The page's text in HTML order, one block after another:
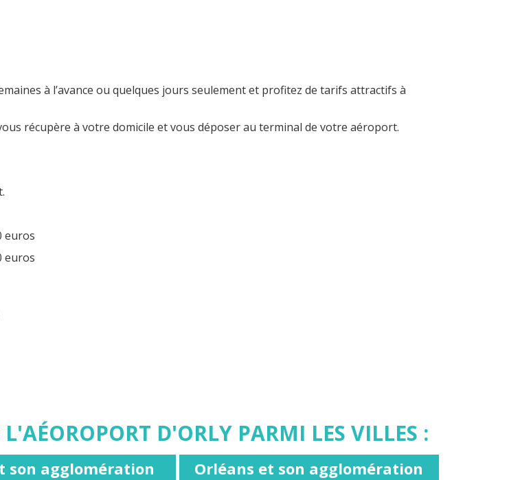
à l’avance ou quelques jours seulement et profitez de tarifs attractifs à
récupère à votre domicile et vous déposer au terminal de votre aéroport.
euros
euros
D'ORLY PARMI LES VILLES :
son agglomération Orléans et son agglomération